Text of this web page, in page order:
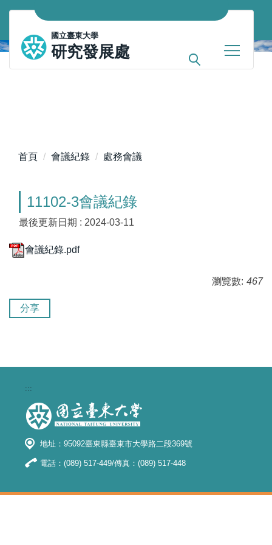
跳
主
要
內
國立臺東大學
研究發展處
首頁 會議紀錄 處務會議
11102-3會議紀錄
最後更新日期 : 2024-03-11
會議紀錄.pdf
瀏覽數: 467
分享
:::
地址：95092臺東縣臺東市大學路二段369號
電話：(089) 517-449/傳真：(089) 517-448